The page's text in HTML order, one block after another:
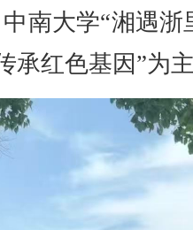
南大学“湘遇
承红色基因”为